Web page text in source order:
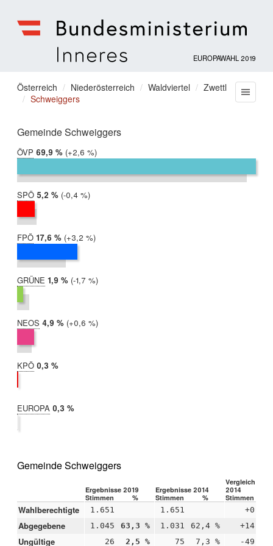
für
Inneres
EUROPAWAHL 2019
Sie
befinden
hier:
Österreich Niederösterreich Waldviertel
Zwettl
Schweiggers
Gemeinde Schweiggers
ÖVP 2019:
69,9 %
2014:
67,3 %
Differenz:
+2,6 %
SPÖ 2019:
5,2 %
2014:
5,6 %
Differenz:
-0,4 %
FPÖ 2019:
17,6 %
2014:
14,3 %
Differenz:
+3,2 %
GRÜNE 2019:
1,9 %
2014:
3,6 %
Differenz:
-1,7 %
NEOS 2019:
4,9 %
2014:
4,3 %
Differenz:
+0,6 %
KPÖ 2019:
0,3 %
EUROPA 2019:
0,3 %
Gemeinde Schweiggers
Ergebnisse 2019 Ergebnisse 2014
Vergleich
2014
Stimmen
% Stimmen % Stimmen
Wahlberechtigte 1.651 1.651 +0
Abgegebene 1.045 63,3 % 1.031 62,4 % +14
Ungültige 26 2,5 % 75 7,3 % -49